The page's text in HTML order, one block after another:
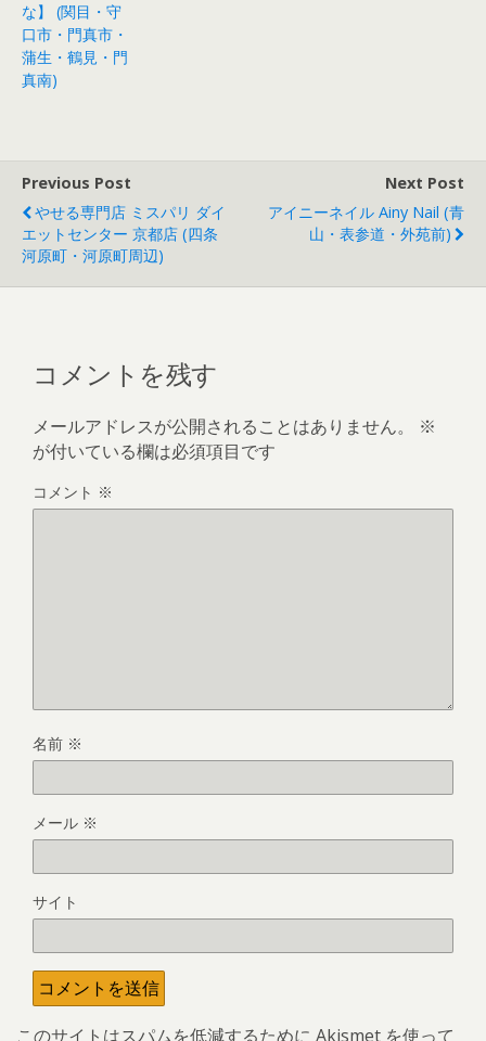
な】 (関目・守
口市・門真市・
蒲生・鶴見・門
真南)
Previous Post
やせる専門店 ミスパリ ダイ
エットセンター 京都店 (四条
河原町・河原町周辺)
Next Post
アイニーネイル Ainy Nail (青
山・表参道・外苑前)
コメントを残す
メールアドレスが公開されることはありません。
※
が付いている欄は必須項目です
コメント ※
名前 ※
メール ※
サイト
このサイトはスパムを低減するために Akismet を使って